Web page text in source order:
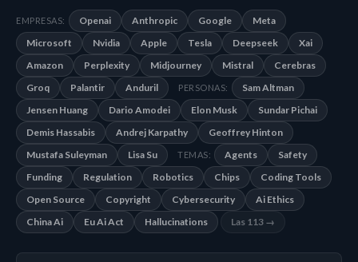
EMPRESAS: Openai Anthropic Google
Meta
Microsoft
Nvidia Apple Tesla Deepseek
Xai
Amazon
Perplexity Midjourney Mistral
Cerebras
Groq
Palantir Anduril PERSONAS:
Sam Altman
Jensen Huang
Dario Amodei Elon Musk
Sundar Pichai
Demis Hassabis
Andrej Karpathy
Geoffrey Hinton
Mustafa Suleyman
Lisa Su TEMAS: Agents
Safety
Funding
Regulation Robotics Chips
Coding Tools
Open Source
Copyright Cybersecurity
Ai Ethics
China Ai
Eu Ai Act Hallucinations Las 113 →